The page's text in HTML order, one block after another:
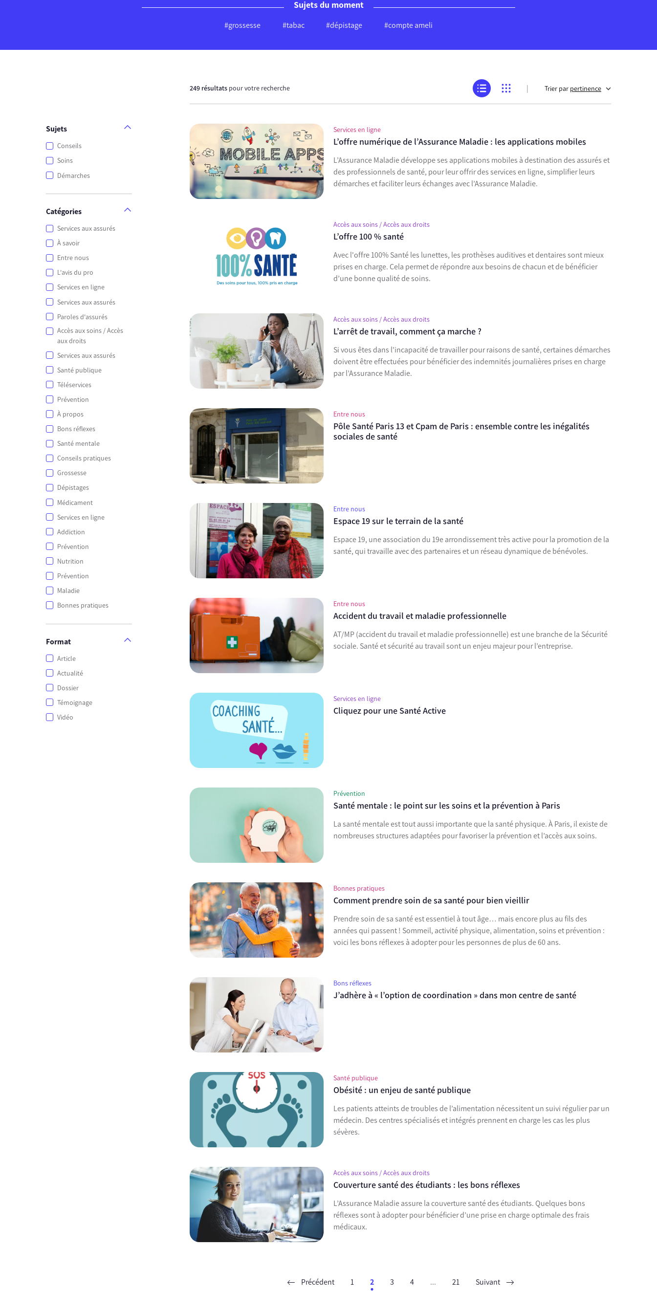
Sujets du moment
#grossesse #tabac #dépistage #compte ameli
Sujets
Conseils
Soins
Démarches
Catégories
Services aux assurés
À savoir
Entre nous
L'avis du pro
Services en ligne
Services aux assurés
Paroles d'assurés
Accès aux soins / Accès
aux droits
Services aux assurés
Santé publique
Téléservices
Prévention
À propos
Bons réflexes
Santé mentale
Conseils pratiques
Grossesse
Dépistages
Médicament
Services en ligne
Addiction
Prévention
Nutrition
Prévention
Maladie
Bonnes pratiques
Format
Article
Actualité
Dossier
Témoignage
Vidéo
249 résultats pour votre recherche | Trier par pertinence
Services en ligne
L’offre numérique de l’Assurance Maladie : les applications mobiles
L’Assurance Maladie développe ses applications mobiles à destination des assurés et
des professionnels de santé, pour leur offrir des services en ligne, simplifier leurs
démarches et faciliter leurs échanges avec l’Assurance Maladie.
Accès aux soins / Accès aux droits
L’offre 100 % santé
Avec l'offre 100% Santé les lunettes, les prothèses auditives et dentaires sont mieux
prises en charge. Cela permet de répondre aux besoins de chacun et de bénéficier
d’une bonne qualité de soins.
Accès aux soins / Accès aux droits
L’arrêt de travail, comment ça marche ?
Si vous êtes dans l'incapacité de travailler pour raisons de santé, certaines démarches
doivent être effectuées pour bénéficier des indemnités journalières prises en charge
par l’Assurance Maladie.
Entre nous
Pôle Santé Paris 13 et Cpam de Paris : ensemble contre les inégalités
sociales de santé
Entre nous
Espace 19 sur le terrain de la santé
Espace 19, une association du 19e arrondissement très active pour la promotion de la
santé, qui travaille avec des partenaires et un réseau dynamique de bénévoles.
Entre nous
Accident du travail et maladie professionnelle
AT/MP (accident du travail et maladie professionnelle) est une branche de la Sécurité
sociale. Santé et sécurité au travail sont un enjeu majeur pour l’entreprise.
Services en ligne
Cliquez pour une Santé Active
Prévention
Santé mentale : le point sur les soins et la prévention à Paris
La santé mentale est tout aussi importante que la santé physique. À Paris, il existe de
nombreuses structures adaptées pour favoriser la prévention et l’accès aux soins.
Bonnes pratiques
Comment prendre soin de sa santé pour bien vieillir
Prendre soin de sa santé est essentiel à tout âge… mais encore plus au fils des
années qui passent ! Sommeil, activité physique, alimentation, soins et prévention :
voici les bons réflexes à adopter pour les personnes de plus de 60 ans.
Bons réflexes
J’adhère à « l’option de coordination » dans mon centre de santé
Santé publique
Obésité : un enjeu de santé publique
Les patients atteints de troubles de l’alimentation nécessitent un suivi régulier par un
médecin. Des centres spécialisés et intégrés prennent en charge les cas les plus
sévères.
Accès aux soins / Accès aux droits
Couverture santé des étudiants : les bons réflexes
L’Assurance Maladie assure la couverture santé des étudiants. Quelques bons
réflexes sont à adopter pour bénéficier d’une prise en charge optimale des frais
médicaux.
Précédent 1 2 3 4 ... 21 Suivant